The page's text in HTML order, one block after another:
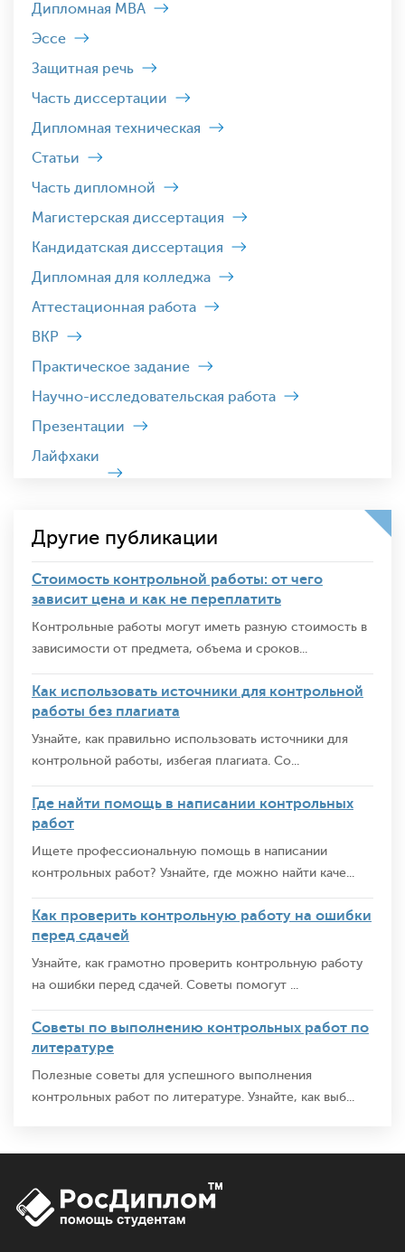
Дипломная MBA
Эссе
Защитная речь
Часть диссертации
Дипломная техническая
Статьи
Часть дипломной
Магистерская диссертация
Кандидатская диссертация
Дипломная для колледжа
Аттестационная работа
ВКР
Практическое задание
Научно-исследовательская работа
Презентации
Лайфхаки
Другие публикации
Стоимость контрольной работы: от чего
зависит цена и как не переплатить
Контрольные работы могут иметь разную стоимость в
зависимости от предмета, объема и сроков...
Как использовать источники для контрольной
работы без плагиата
Узнайте, как правильно использовать источники для
контрольной работы, избегая плагиата. Со...
Где найти помощь в написании контрольных
работ
Ищете профессиональную помощь в написании
контрольных работ? Узнайте, где можно найти каче...
Как проверить контрольную работу на ошибки
перед сдачей
Узнайте, как грамотно проверить контрольную работу
на ошибки перед сдачей. Советы помогут ...
Советы по выполнению контрольных работ по
литературе
Полезные советы для успешного выполнения
контрольных работ по литературе. Узнайте, как выб...